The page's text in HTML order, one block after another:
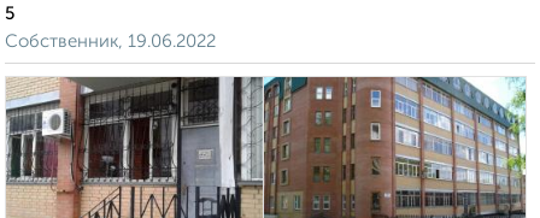
5
Собственник, 19.06.2022